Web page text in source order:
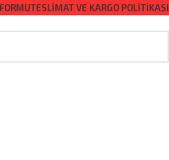
TESLIMAT VE KARGO POLITIKASI